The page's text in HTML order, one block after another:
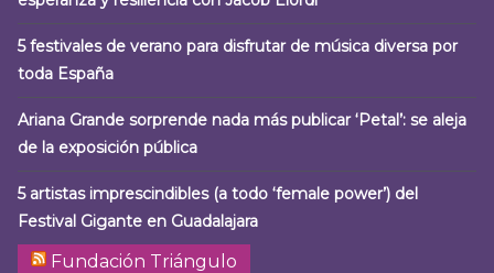
5 festivales de verano para disfrutar de música diversa por
toda España
Ariana Grande sorprende nada más publicar ‘Petal’: se aleja
de la exposición pública
5 artistas imprescindibles (a todo ‘female power’) del
Festival Gigante en Guadalajara
Fundación Triángulo